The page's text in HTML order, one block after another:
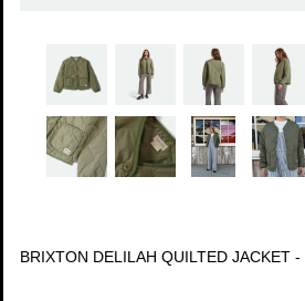
BRIXTON DELILAH QUILTED JACKET